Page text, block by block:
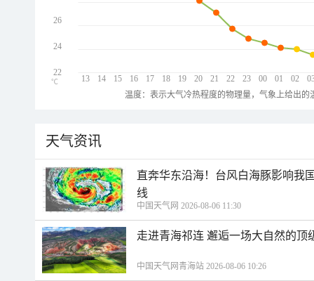
13 14 15 16 17 18 19 20 21 22 23 00 01 02
26
24
22
℃
温度：表示大气冷热程度的物理量，气象上给出
天气资讯
直奔华东沿海！台风白海豚影响我
线
中国天气网 2026-08-06 11:30
走进青海祁连 邂逅一场大自然的顶
中国天气网青海站 2026-08-06 10:26